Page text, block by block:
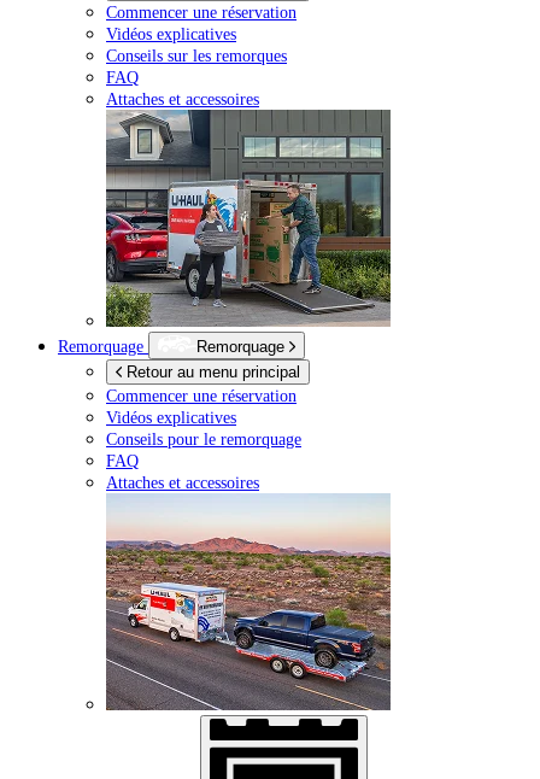
Commencer une réservation
Vidéos explicatives
Conseils sur les remorques
FAQ
Attaches et accessoires
Remorquage
Remorquage
Retour au menu principal
Commencer une réservation
Vidéos explicatives
Conseils pour le remorquage
FAQ
Attaches et accessoires